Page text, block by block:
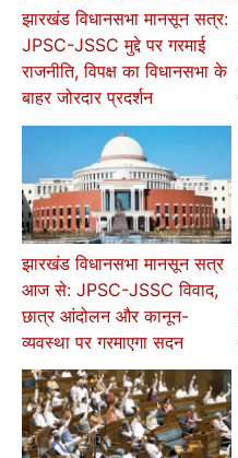
झारखंड विधानसभा मानसून सत्र:
JPSC-JSSC मुद्दे पर गरमाई
राजनीति, विपक्ष का विधानसभा के
बाहर जोरदार प्रदर्शन
झारखंड विधानसभा मानसून सत्र
आज से: JPSC-JSSC विवाद,
छात्र आंदोलन और कानून-
व्यवस्था पर गरमाएगा सदन